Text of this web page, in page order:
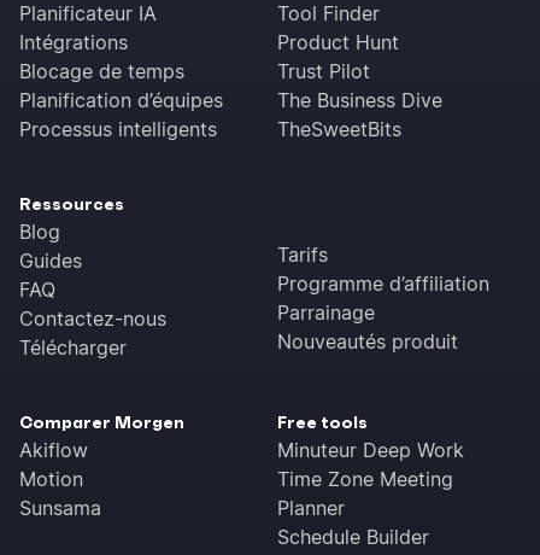
Planificateur IA
Intégrations
Blocage de temps
Planification d’équipes
Processus intelligents
Tool Finder
Product Hunt
Trust Pilot
The Business Dive
TheSweetBits
Ressources
Blog
Guides
FAQ
Contactez-nous
Télécharger
Tarifs
Programme d’affiliation
Parrainage
Nouveautés produit
Comparer Morgen
Akiflow
Motion
Sunsama
Free tools
Minuteur Deep Work
Time Zone Meeting
Planner
Schedule Builder